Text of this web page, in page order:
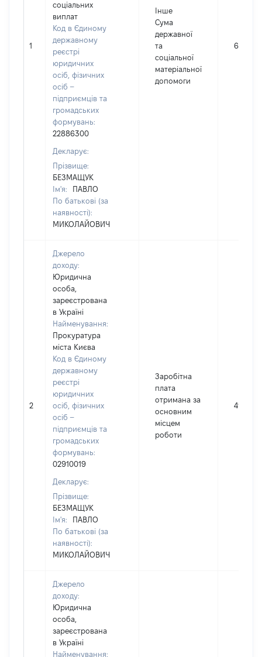
1
соціальних
виплат
Код в Єдиному
державному
реєстрі
юридичних
осіб, фізичних
осіб –
підприємців та
громадських
формувань:
22886300
Декларує:
Прізвище:
БЕЗМАЩУК
Ім'я:
ПАВЛО
По батькові (за
наявності):
МИКОЛАЙОВИЧ
Інше
Сума
державної
та
соціальної
матеріальної
допомоги
6250
2
Джерело
доходу:
Юридична
особа,
зареєстрована
в Україні
Найменування:
Прокуратура
міста Києва
Код в Єдиному
державному
реєстрі
юридичних
осіб, фізичних
осіб –
підприємців та
громадських
формувань:
02910019
Декларує:
Прізвище:
БЕЗМАЩУК
Ім'я:
ПАВЛО
По батькові (за
наявності):
МИКОЛАЙОВИЧ
Заробітна
плата
отримана за
основним
місцем
роботи
497033
Джерело
доходу:
Юридична
особа,
зареєстрована
в Україні
Найменування: